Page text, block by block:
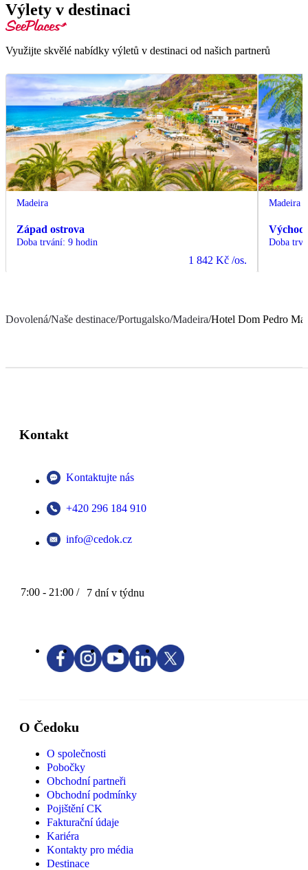
Výlety v destinaci
Využijte skvělé nabídky výletů v destinaci od našich partnerů
Madeira
Západ ostrova
Doba trvání: 9 hodin
1 842 Kč /os.
Madeira
Východ
Doba
Dovolená/Naše destinace/Portugalsko/Madeira/Hotel Dom Pedro
Kontakt
Kontaktujte nás
+420 296 184 910
info@cedok.cz
7:00 - 21:00 / 7 dní v týdnu
O Čedoku
O společnosti
Pobočky
Obchodní partneři
Obchodní podmínky
Pojištění CK
Fakturační údaje
Kariéra
Kontakty pro média
Destinace